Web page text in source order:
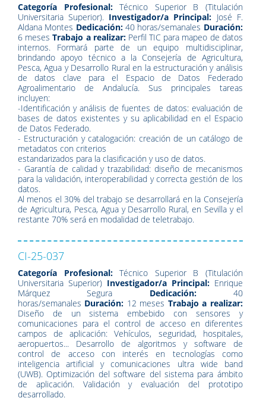
Categoría Profesional:Técnico Superior B (Titulación
Universitaria Superior). Investigador/a Principal: José F.
Aldana Montes Dedicación:40 horas/semanales Duración:
6 mesesTrabajo a realizar:Perfil TIC para mapeo de datos
internos. Formará parte de un equipo multidisciplinar,
brindando apoyo técnico a la Consejería de Agricultura,
Pesca, Agua y Desarrollo Rural en la estructuración y análisis
de datos clave para el Espacio de Datos Federado
Agroalimentario de Andalucía. Sus principales tareas
incluyen:
-Identificación y análisis de fuentes de datos: evaluación de
bases de datos existentes y su aplicabilidad en el Espacio
de Datos Federado.
- Estructuración y catalogación: creación de un catálogo de
metadatos con criterios
estandarizados para la clasificación y uso de datos.
- Garantía de calidad y trazabilidad: diseño de mecanismos
para la validación, interoperabilidad y correcta gestión de los
datos.
Al menos el 30% del trabajo se desarrollará en la Consejería
de Agricultura, Pesca, Agua y Desarrollo Rural, en Sevilla y el
restante 70% será en modalidad de teletrabajo.
CI-25-037
Categoría Profesional:Técnico Superior B (Titulación
Universitaria Superior) Investigador/a Principal: Enrique
Márquez Segura Dedicación: 40
horas/semanales Duración: 12 meses Trabajo a realizar:
Diseño de un sistema embebido con sensores y
comunicaciones para el control de acceso en diferentes
campos de aplicación: Vehículos, seguridad, hospitales,
aeropuertos... Desarrollo de algoritmos y software de
control de acceso con interés en tecnologías como
inteligencia artificial y comunicaciones ultra wide band
(UWB). Optimización del software del sistema para ámbito
de aplicación. Validación y evaluación del prototipo
desarrollado.